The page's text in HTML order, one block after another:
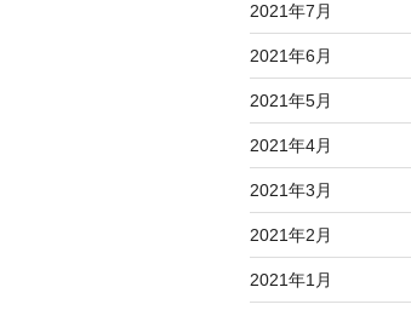
2021年7月
2021年6月
2021年5月
2021年4月
2021年3月
2021年2月
2021年1月